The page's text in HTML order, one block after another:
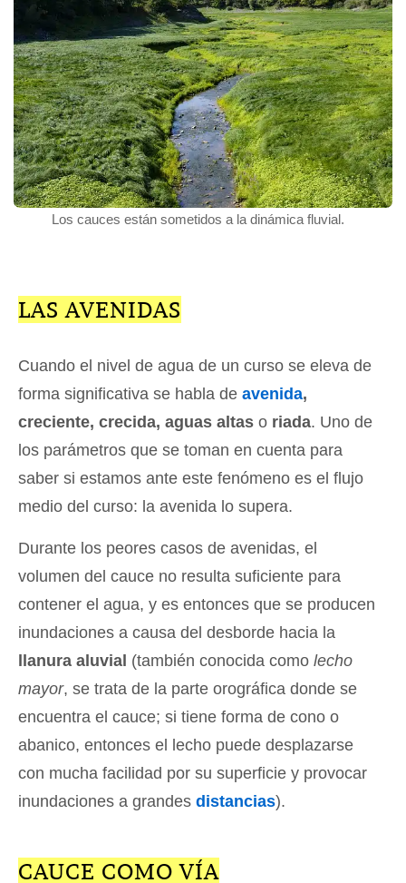
Los cauces están sometidos a la dinámica fluvial.
LAS AVENIDAS
Cuando el nivel de agua de un curso se eleva de
forma significativa se habla de avenida,
creciente, crecida, aguas altas o riada. Uno de
los parámetros que se toman en cuenta para
saber si estamos ante este fenómeno es el flujo
medio del curso: la avenida lo supera.
Durante los peores casos de avenidas, el
volumen del cauce no resulta suficiente para
contener el agua, y es entonces que se producen
inundaciones a causa del desborde hacia la
llanura aluvial (también conocida como lecho
mayor, se trata de la parte orográfica donde se
encuentra el cauce; si tiene forma de cono o
abanico, entonces el lecho puede desplazarse
con mucha facilidad por su superficie y provocar
inundaciones a grandes distancias).
CAUCE COMO VÍA